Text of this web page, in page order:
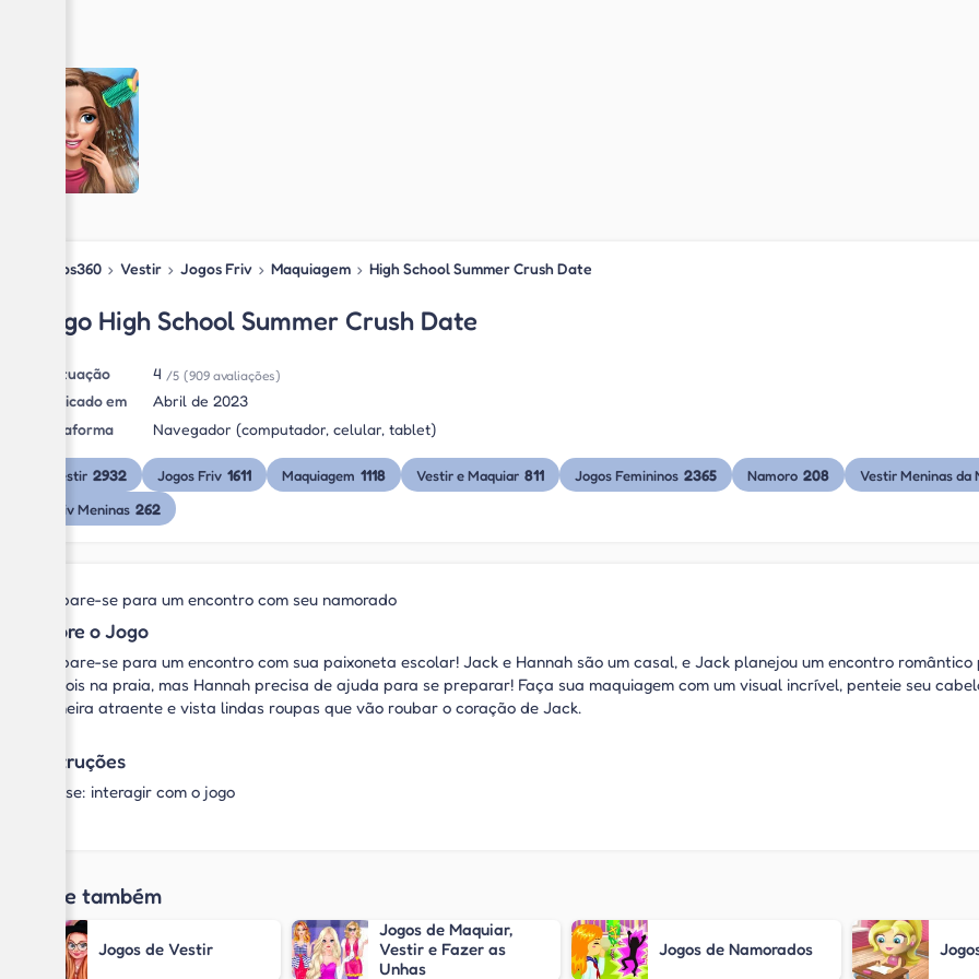
Jogos360 › Vestir › Jogos Friv › Maquiagem › High School Summer Crush Date
Jogo High School Summer Crush Date
Pontuação 4 /5 (909 avaliações)
Publicado em
Abril de 2023
Plataforma
Navegador (computador, celular, tablet)
Vestir 2932 Jogos Friv 1611 Maquiagem 1118 Vestir e Maquiar 811 Jogos Femininos 2365 Namoro 208 Vestir Meninas da
Friv Meninas 262
Prepare-se para um encontro com seu namorado
Sobre o Jogo
Prepare-se para um encontro com sua paixoneta escolar! Jack e Hannah são um casal, e Jack planejou um encontro romântico
os dois na praia, mas Hannah precisa de ajuda para se preparar! Faça sua maquiagem com um visual incrível, penteie seu
maneira atraente e vista lindas roupas que vão roubar o coração de Jack.
Instruções
Mouse: interagir com o jogo
Jogue também
Jogos de Vestir
Jogos de Maquiar,
Vestir e Fazer as
Unhas
Jogos de Namorados